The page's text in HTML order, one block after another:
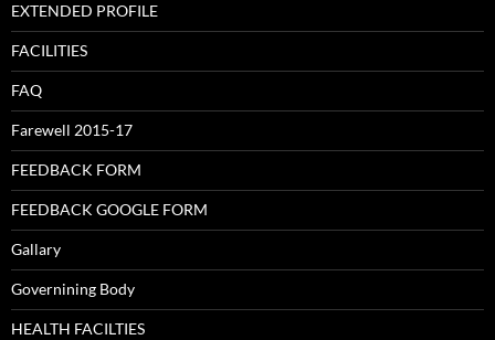
EXTENDED PROFILE
FACILITIES
FAQ
Farewell 2015-17
FEEDBACK FORM
FEEDBACK GOOGLE FORM
Gallary
Governining Body
HEALTH FACILTIES